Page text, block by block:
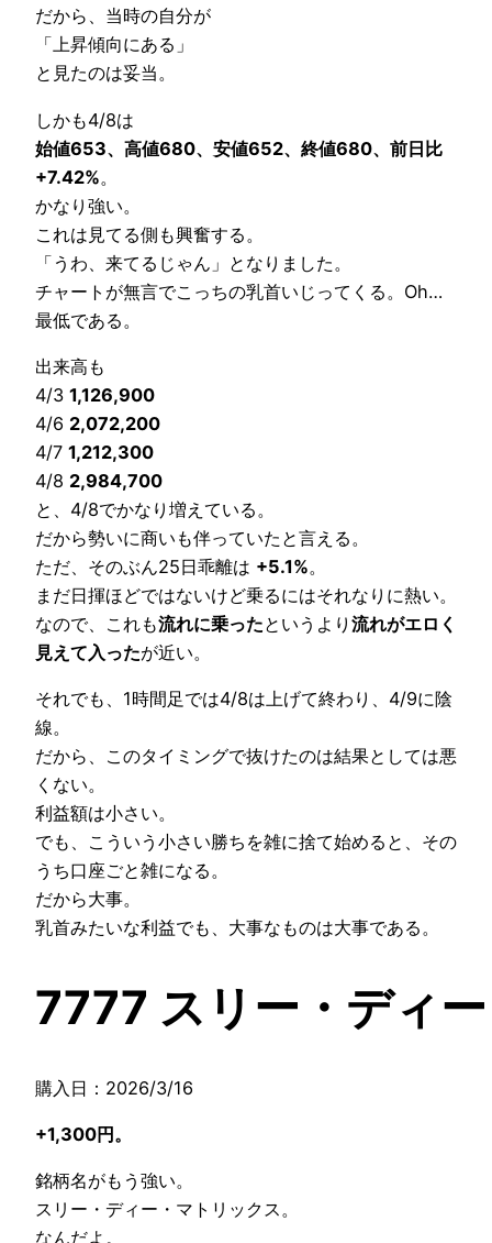
だから、当時の自分が
「上昇傾向にある」
と見たのは妥当。
しかも4/8は
始値653、高値680、安値652、終値680、前日比
+7.42%。
かなり強い。
これは見てる側も興奮する。
「うわ、来てるじゃん」となりました。
チャートが無言でこっちの乳首いじってくる。Oh…
最低である。
出来高も
4/3 1,126,900
4/6 2,072,200
4/7 1,212,300
4/8 2,984,700
と、4/8でかなり増えている。
だから勢いに商いも伴っていたと言える。
ただ、そのぶん25日乖離は +5.1%。
まだ日揮ほどではないけど乗るにはそれなりに熱い。
なので、これも流れに乗ったというより 流れがエロく
見えて入ったが近い。
それでも、1時間足では4/8は上げて終わり、4/9に陰
線。
だから、このタイミングで抜けたのは結果としては悪
くない。
利益額は小さい。
でも、こういう小さい勝ちを雑に捨て始めると、その
うち口座ごと雑になる。
だから大事。
乳首みたいな利益でも、大事なものは大事である。
7777 スリー・ディ
購入日：2026/3/16
+1,300円。
銘柄名がもう強い。
スリー・ディー・マトリックス。
なんだよ。